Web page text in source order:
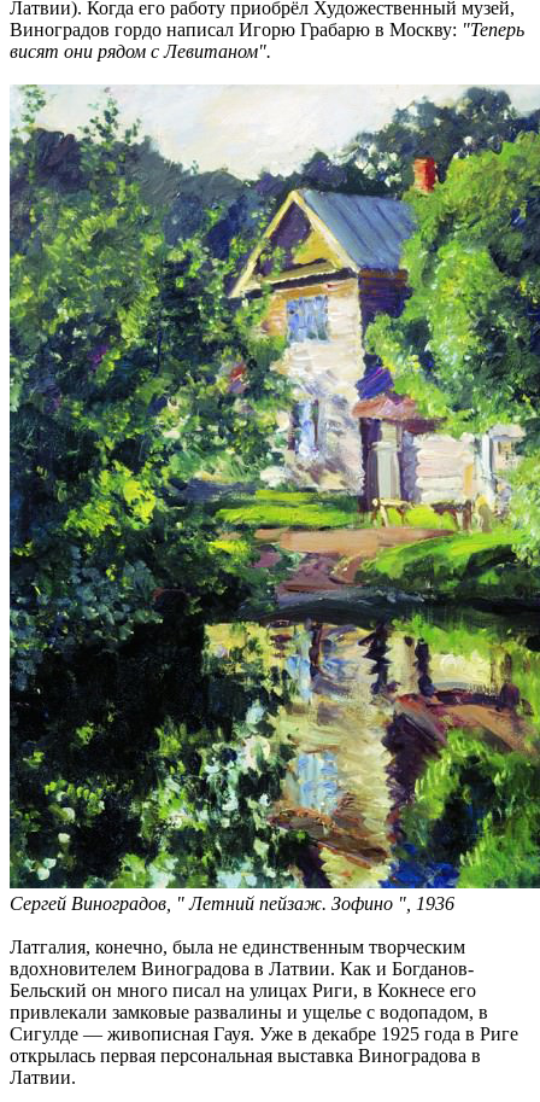
Латвии). Когда его работу приобрёл Художественный музей,
Виноградов гордо написал Игорю Грабарю в Москву: "Теперь
висят они рядом с Левитаном".
Сергей Виноградов, " Летний пейзаж. Зофино ", 1936
Латгалия, конечно, была не единственным творческим
вдохновителем Виноградова в Латвии. Как и Богданов-
Бельский он много писал на улицах Риги, в Кокнесе его
привлекали замковые развалины и ущелье с водопадом, в
Сигулде — живописная Гауя. Уже в декабре 1925 года в Риге
открылась первая персональная выставка Виноградова в
Латвии.